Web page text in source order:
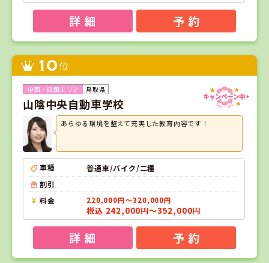
詳 細 予 約
10位
鳥取県
山陰中央自動車学校
あらゆる環境を整えて充実した教育内容です！
車種
普通車/バイク/二種
割引
料金
220,000円～320,000円
税込 242,000円～352,000円
詳 細 予 約